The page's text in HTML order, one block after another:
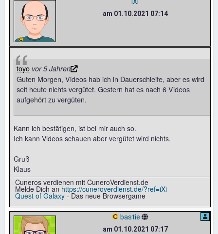
am 01.10.2021 07:14
toyo vor 5 Jahren
Guten Morgen, Videos hab ich in Dauerschleife, aber es wird
seit heute nichts vergütet. Gestern hat es nach 6 Videos
aufgehört zu vergüten.
Kann ich bestätigen, ist bei mir auch so.
Ich kann Videos schauen aber vergütet wird nichts.
Gruß
Klaus
Cuneros verdienen mit CuneroVerdienst.de
Melde Dich an https://cuneroverdienst.de/?ref=iXi
Quest of Galaxy - Das neue Browsergame
bastie
am 01.10.2021 07:17